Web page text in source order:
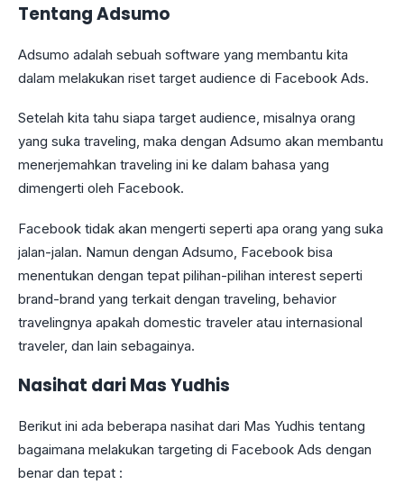
Tentang Adsumo
Adsumo adalah sebuah software yang membantu kita
dalam melakukan riset target audience di Facebook Ads.
Setelah kita tahu siapa target audience, misalnya orang
yang suka traveling, maka dengan Adsumo akan membantu
menerjemahkan traveling ini ke dalam bahasa yang
dimengerti oleh Facebook.
Facebook tidak akan mengerti seperti apa orang yang suka
jalan-jalan. Namun dengan Adsumo, Facebook bisa
menentukan dengan tepat pilihan-pilihan interest seperti
brand-brand yang terkait dengan traveling, behavior
travelingnya apakah domestic traveler atau internasional
traveler, dan lain sebagainya.
Nasihat dari Mas Yudhis
Berikut ini ada beberapa nasihat dari Mas Yudhis tentang
bagaimana melakukan targeting di Facebook Ads dengan
benar dan tepat :